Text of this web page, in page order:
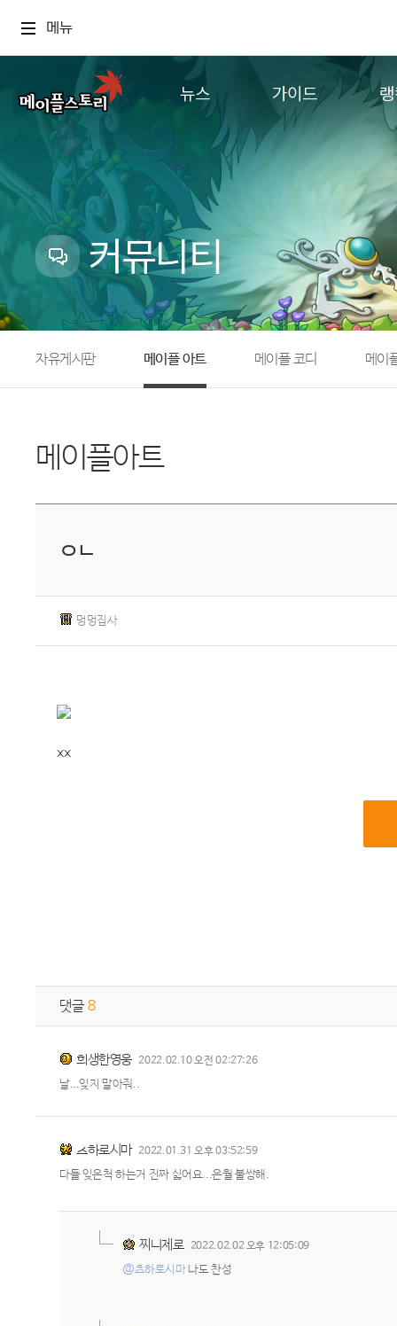
메뉴
뉴스
업데이트
이벤트
캐시샵 공지
메이플 알림판
with maple
가이드
추가정보
컨텐
커뮤니티
자유게시판 메이플 아트 메이플 코디 메이
메이플아트
ㅇㄴ
멍멍집사
xx
댓글 8
희생한영웅 2022.02.10 오전 02:27:26
날...잊지 말아줘..
츠하로시마 2022.01.31 오후 03:52:59
다들 잊은척 하는거 진짜 싫어요...은월 불쌍해.
찌니제로 2022.02.02 오후 12:05:09
@츠하로시마나도 찬성